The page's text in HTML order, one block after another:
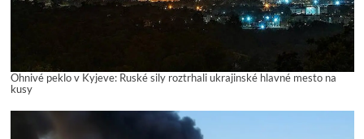
Ohnivé peklo v Kyjeve: Ruské sily roztrhali ukrajinské hlavné mesto na
kusy